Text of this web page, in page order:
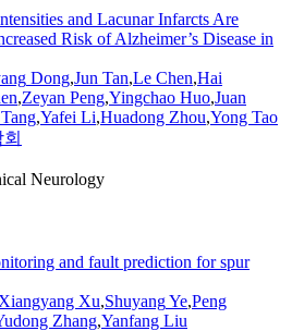
and Lacunar Infarcts Are
Risk of Alzheimer’s Disease in
Dong,Jun Tan,Le Chen,Hai
,Zeyan Peng,Yingchao Huo,Juan
,Yafei Li,Huadong Zhou,Yong Tao
Neurology
and fault prediction for spur
Xu,ShuyangYe,Peng
Zhang,Yanfang Liu